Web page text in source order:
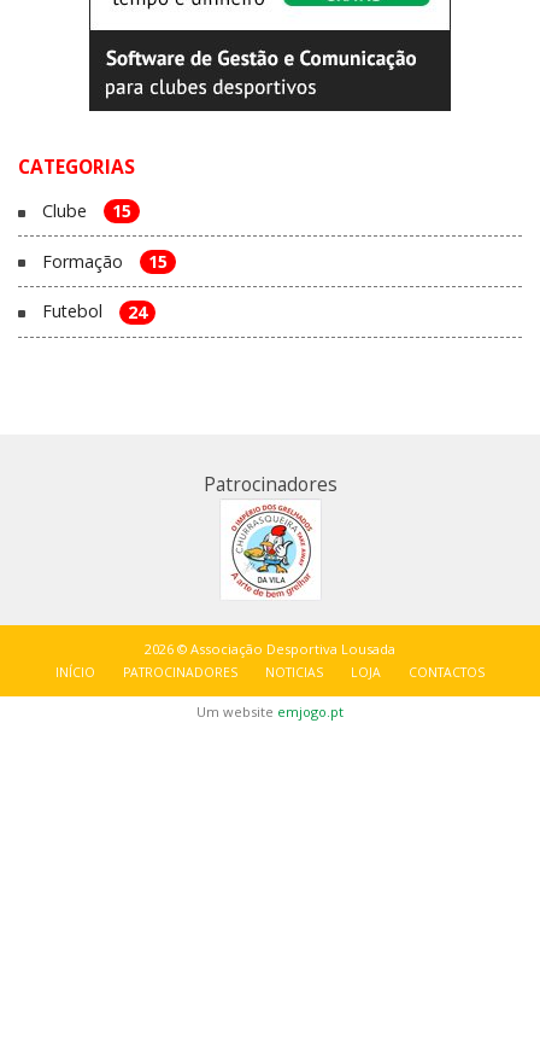
CATEGORIAS
Clube 15
Formação 15
Futebol 24
Patrocinadores
2026 © Associação Desportiva Lousada
INÍCIO PATROCINADORES NOTICIAS LOJA CONTACTOS
Um website emjogo.pt